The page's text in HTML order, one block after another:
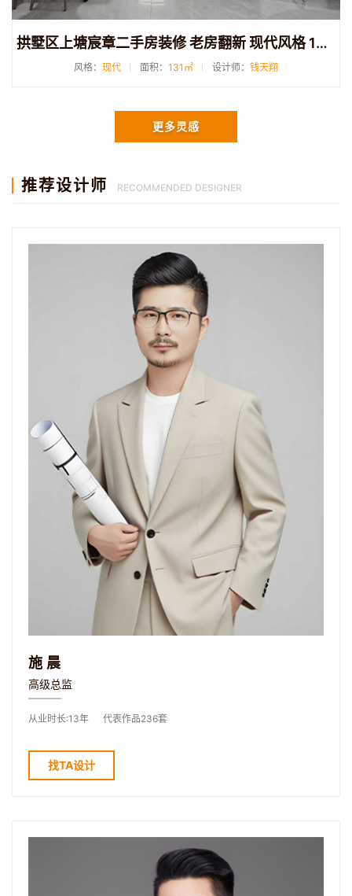
拱墅区上塘宸章二手房装修 老房翻新 现代风格 131平方米
风格： 现代 面积： 131㎡ 设计师： 钱天翔
更多灵感
推荐设计师 RECOMMENDED DESIGNER
施晨
高级总监
从业时长:13年 代表作品236套
找TA设计